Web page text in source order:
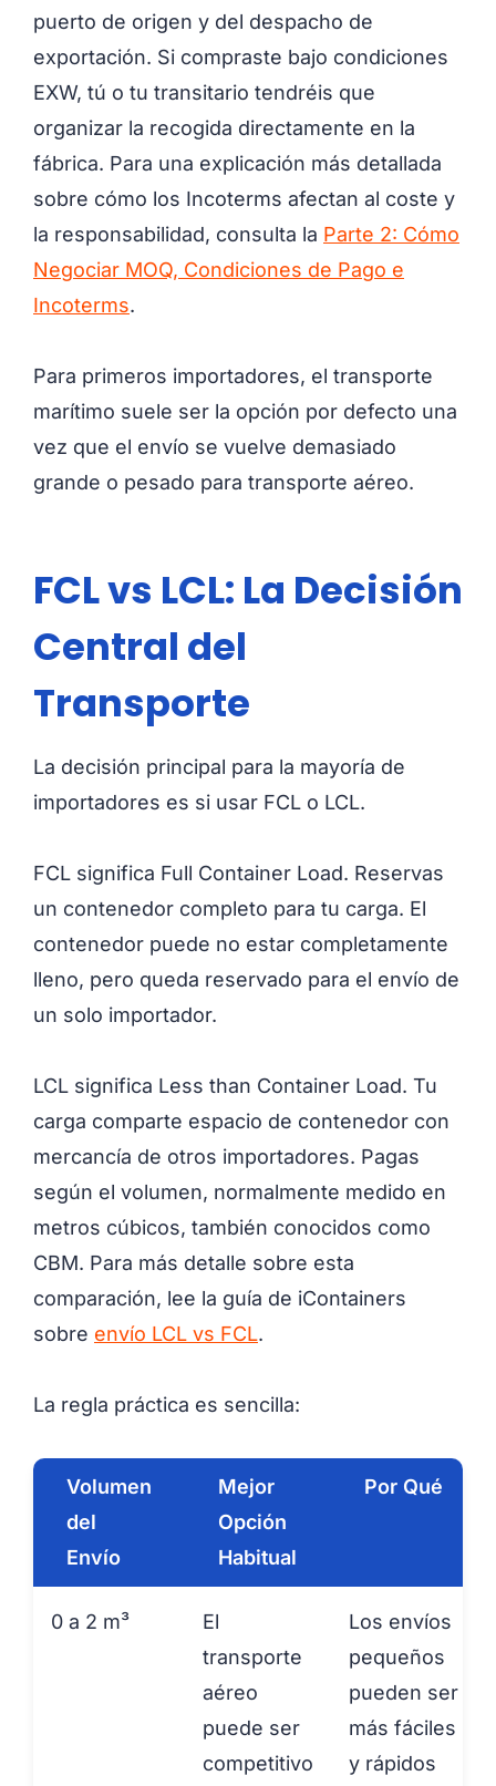
puerto de origen y del despacho de
exportación. Si compraste bajo condiciones
EXW, tú o tu transitario tendréis que
organizar la recogida directamente en la
fábrica. Para una explicación más detallada
sobre cómo los Incoterms afectan al coste y
la responsabilidad, consulta la Parte 2: Cómo
Negociar MOQ, Condiciones de Pago e
Incoterms.
Para primeros importadores, el transporte
marítimo suele ser la opción por defecto una
vez que el envío se vuelve demasiado
grande o pesado para transporte aéreo.
FCL vs LCL: La Decisión
Central del
Transporte
La decisión principal para la mayoría de
importadores es si usar FCL o LCL.
FCL significa Full Container Load. Reservas
un contenedor completo para tu carga. El
contenedor puede no estar completamente
lleno, pero queda reservado para el envío de
un solo importador.
LCL significa Less than Container Load. Tu
carga comparte espacio de contenedor con
mercancía de otros importadores. Pagas
según el volumen, normalmente medido en
metros cúbicos, también conocidos como
CBM. Para más detalle sobre esta
comparación, lee la guía de iContainers
sobre envío LCL vs FCL.
La regla práctica es sencilla:
Volumen
del
Envío
Mejor
Opción
Habitual
Por Qué
0 a 2 m³
El
transporte
aéreo
puede ser
competitivo
Los envíos
pequeños
pueden ser
más fáciles
y rápidos